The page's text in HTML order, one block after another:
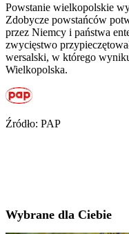
Powstanie wielkopolskie
Zdobycze powstańców
przez Niemcy i państwa
zwycięstwo
wersalski, w którego
Wielkopolska.
Źródło: PAP
Wybrane dla Ciebie